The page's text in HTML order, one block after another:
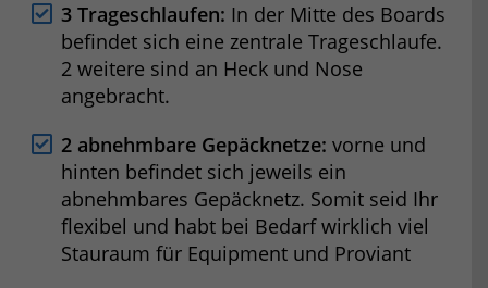
3 Trageschlaufen: In der Mitte des Boards
befindet sich eine zentrale Trageschlaufe.
2 weitere sind an Heck und Nose
angebracht.
2 abnehmbare Gepäcknetze: vorne und
hinten befindet sich jeweils ein
abnehmbares Gepäcknetz. Somit seid Ihr
flexibel und habt bei Bedarf wirklich viel
Stauraum für Equipment und Proviant